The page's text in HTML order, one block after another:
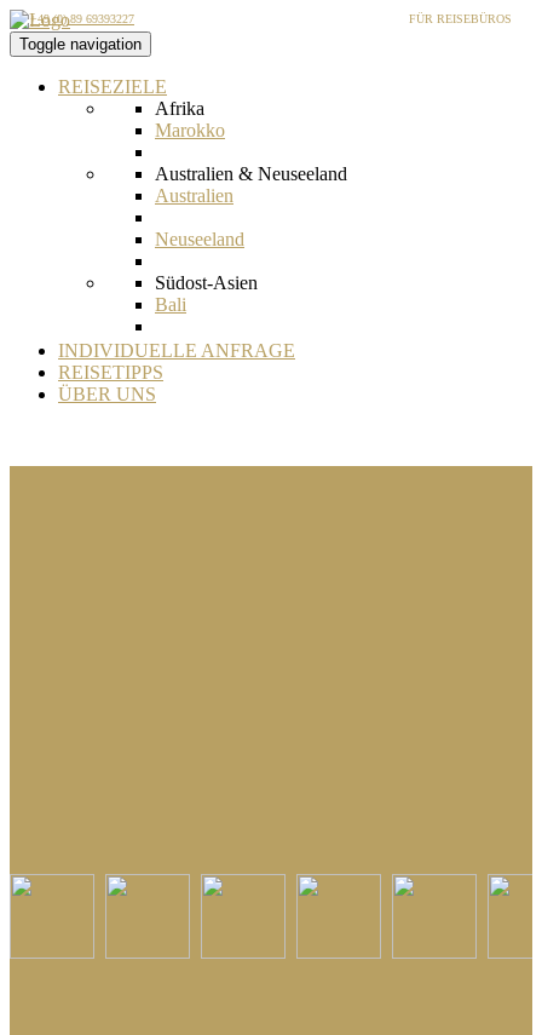
+49 (0) 89 69393227 FÜR REISEBÜROS
Toggle navigation
REISEZIELE
Afrika
Marokko
Australien & Neuseeland
Australien
Neuseeland
Südost-Asien
Bali
Bangladesch
Philippinen
Sri Lanka
INDIVIDUELLE ANFRAGE
REISETIPPS
ÜBER UNS